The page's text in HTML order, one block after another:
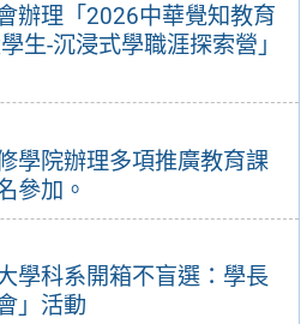
辦理「2026中華覺知教育
生-沉浸式學職涯探索營」
學院辦理多項推廣教育課
參加。
學科系開箱不盲選：學長
」活動